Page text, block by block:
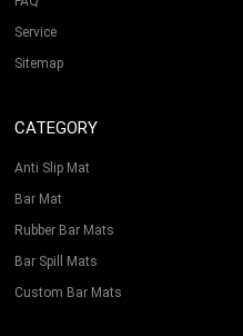
Service
Sitemap
CATEGORY
Anti Slip Mat
Bar Mat
Rubber Bar Mats
Bar Spill Mats
Custom Bar Mats